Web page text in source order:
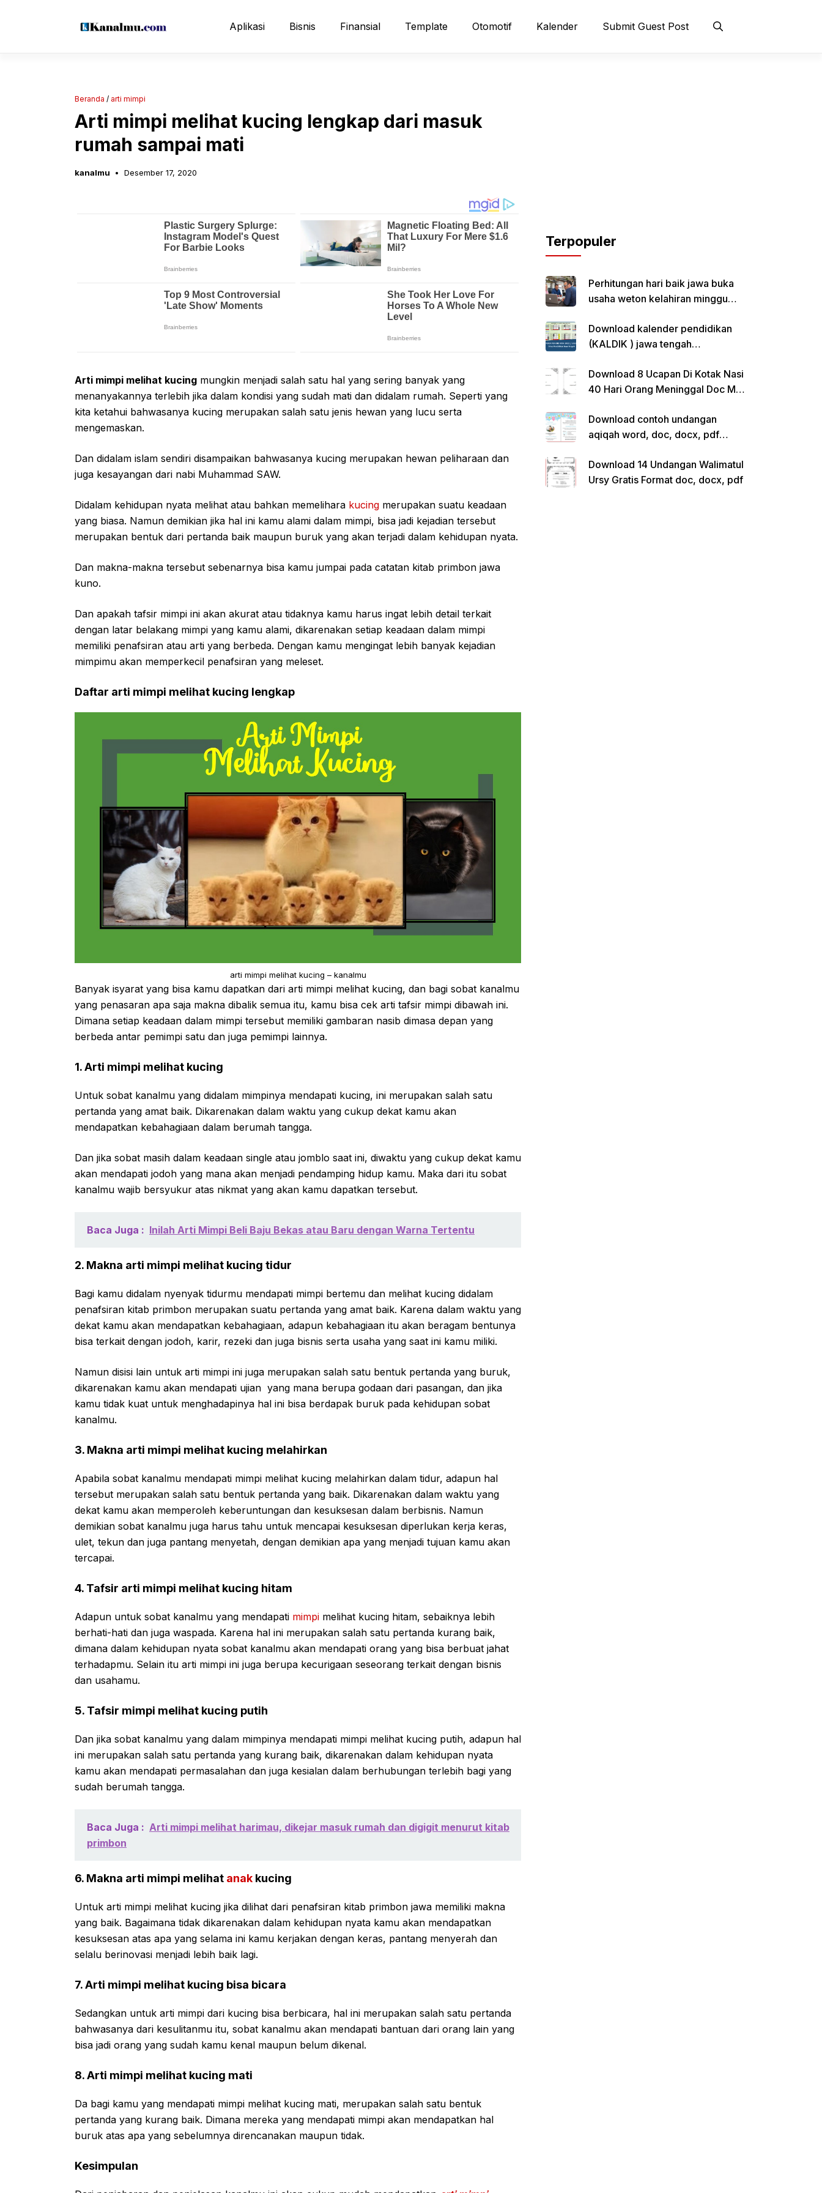
Aplikasi Bisnis Finansial Template Otomotif Kalender Submit Guest Post
Beranda / arti mimpi
Arti mimpi melihat kucing lengkap dari masuk
rumah sampai mati
kanalmu Desember 17, 2020
Arti mimpi melihat kucing mungkin menjadi salah satu hal yang sering banyak yang
menanyakannya terlebih jika dalam kondisi yang sudah mati dan didalam rumah. Seperti yang
kita ketahui bahwasanya kucing merupakan salah satu jenis hewan yang lucu serta
mengemaskan.
Dan didalam islam sendiri disampaikan bahwasanya kucing merupakan hewan peliharaan dan
juga kesayangan dari nabi Muhammad SAW.
Didalam kehidupan nyata melihat atau bahkan memelihara kucing merupakan suatu keadaan
yang biasa. Namun demikian jika hal ini kamu alami dalam mimpi, bisa jadi kejadian tersebut
merupakan bentuk dari pertanda baik maupun buruk yang akan terjadi dalam kehidupan nyata.
Dan makna-makna tersebut sebenarnya bisa kamu jumpai pada catatan kitab primbon jawa
kuno.
Dan apakah tafsir mimpi ini akan akurat atau tidaknya kamu harus ingat lebih detail terkait
dengan latar belakang mimpi yang kamu alami, dikarenakan setiap keadaan dalam mimpi
memiliki penafsiran atau arti yang berbeda. Dengan kamu mengingat lebih banyak kejadian
mimpimu akan memperkecil penafsiran yang meleset.
Daftar arti mimpi melihat kucing lengkap
arti mimpi melihat kucing – kanalmu
Banyak isyarat yang bisa kamu dapatkan dari arti mimpi melihat kucing, dan bagi sobat kanalmu
yang penasaran apa saja makna dibalik semua itu, kamu bisa cek arti tafsir mimpi dibawah ini.
Dimana setiap keadaan dalam mimpi tersebut memiliki gambaran nasib dimasa depan yang
berbeda antar pemimpi satu dan juga pemimpi lainnya.
1. Arti mimpi melihat kucing
Untuk sobat kanalmu yang didalam mimpinya mendapati kucing, ini merupakan salah satu
pertanda yang amat baik. Dikarenakan dalam waktu yang cukup dekat kamu akan
mendapatkan kebahagiaan dalam berumah tangga.
Dan jika sobat masih dalam keadaan single atau jomblo saat ini, diwaktu yang cukup dekat kamu
akan mendapati jodoh yang mana akan menjadi pendamping hidup kamu. Maka dari itu sobat
kanalmu wajib bersyukur atas nikmat yang akan kamu dapatkan tersebut.
Baca Juga : Inilah Arti Mimpi Beli Baju Bekas atau Baru dengan Warna Tertentu
2. Makna arti mimpi melihat kucing tidur
Bagi kamu didalam nyenyak tidurmu mendapati mimpi bertemu dan melihat kucing didalam
penafsiran kitab primbon merupakan suatu pertanda yang amat baik. Karena dalam waktu yang
dekat kamu akan mendapatkan kebahagiaan, adapun kebahagiaan itu akan beragam bentunya
bisa terkait dengan jodoh, karir, rezeki dan juga bisnis serta usaha yang saat ini kamu miliki.
Namun disisi lain untuk arti mimpi ini juga merupakan salah satu bentuk pertanda yang buruk,
dikarenakan kamu akan mendapati ujian yang mana berupa godaan dari pasangan, dan jika
kamu tidak kuat untuk menghadapinya hal ini bisa berdapak buruk pada kehidupan sobat
kanalmu.
3. Makna arti mimpi melihat kucing melahirkan
Apabila sobat kanalmu mendapati mimpi melihat kucing melahirkan dalam tidur, adapun hal
tersebut merupakan salah satu bentuk pertanda yang baik. Dikarenakan dalam waktu yang
dekat kamu akan memperoleh keberuntungan dan kesuksesan dalam berbisnis. Namun
demikian sobat kanalmu juga harus tahu untuk mencapai kesuksesan diperlukan kerja keras,
ulet, tekun dan juga pantang menyetah, dengan demikian apa yang menjadi tujuan kamu akan
tercapai.
4. Tafsir arti mimpi melihat kucing hitam
Adapun untuk sobat kanalmu yang mendapati mimpi melihat kucing hitam, sebaiknya lebih
berhati-hati dan juga waspada. Karena hal ini merupakan salah satu pertanda kurang baik,
dimana dalam kehidupan nyata sobat kanalmu akan mendapati orang yang bisa berbuat jahat
terhadapmu. Selain itu arti mimpi ini juga berupa kecurigaan seseorang terkait dengan bisnis
dan usahamu.
5. Tafsir mimpi melihat kucing putih
Dan jika sobat kanalmu yang dalam mimpinya mendapati mimpi melihat kucing putih, adapun hal
ini merupakan salah satu pertanda yang kurang baik, dikarenakan dalam kehidupan nyata
kamu akan mendapati permasalahan dan juga kesialan dalam berhubungan terlebih bagi yang
sudah berumah tangga.
Baca Juga : Arti mimpi melihat harimau, dikejar masuk rumah dan digigit menurut kitab
primbon
6. Makna arti mimpi melihat anak kucing
Untuk arti mimpi melihat kucing jika dilihat dari penafsiran kitab primbon jawa memiliki makna
yang baik. Bagaimana tidak dikarenakan dalam kehidupan nyata kamu akan mendapatkan
kesuksesan atas apa yang selama ini kamu kerjakan dengan keras, pantang menyerah dan
selalu berinovasi menjadi lebih baik lagi.
7. Arti mimpi melihat kucing bisa bicara
Sedangkan untuk arti mimpi dari kucing bisa berbicara, hal ini merupakan salah satu pertanda
bahwasanya dari kesulitanmu itu, sobat kanalmu akan mendapati bantuan dari orang lain yang
bisa jadi orang yang sudah kamu kenal maupun belum dikenal.
8. Arti mimpi melihat kucing mati
Da bagi kamu yang mendapati mimpi melihat kucing mati, merupakan salah satu bentuk
pertanda yang kurang baik. Dimana mereka yang mendapati mimpi akan mendapatkan hal
buruk atas apa yang sebelumnya direncanakan maupun tidak.
Kesimpulan
Terpopuler
Perhitungan hari baik jawa buka
usaha weton kelahiran minggu
Download kalender pendidikan
(KALDIK ) jawa tengah
Download 8 Ucapan Di Kotak Nasi
40 Hari Orang Meninggal Doc Ms.
Download contoh undangan
aqiqah word, doc, docx, pdf
Download 14 Undangan Walimatul
Ursy Gratis Format doc, docx, pdf